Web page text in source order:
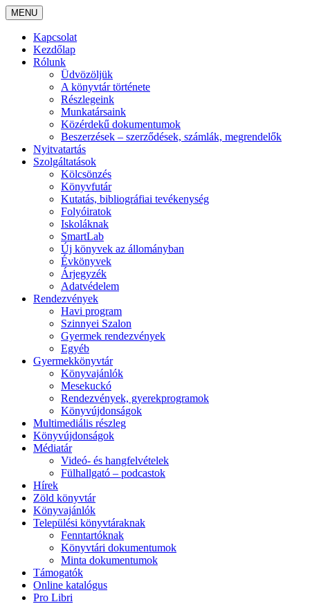
MENU
Kapcsolat
Kezdőlap
Rólunk
Üdvözöljük
A könyvtár története
Részlegeink
Munkatársaink
Közérdekű dokumentumok
Beszerzések – szerződések, számlák, megrendelők
Nyitvatartás
Szolgáltatások
Kölcsönzés
Könyvfutár
Kutatás, bibliográfiai tevékenység
Folyóiratok
Iskoláknak
SmartLab
Új könyvek az állományban
Évkönyvek
Árjegyzék
Adatvédelem
Rendezvények
Havi program
Szinnyei Szalon
Gyermek rendezvények
Egyéb
Gyermekkönyvtár
Könyvajánlók
Mesekuckó
Rendezvények, gyerekprogramok
Könyvújdonságok
Multimediális részleg
Könyvújdonságok
Médiatár
Videó- és hangfelvételek
Fülhallgató – podcastok
Hírek
Zöld könyvtár
Könyvajánlók
Települési könyvtáraknak
Fenntartóknak
Könyvtári dokumentumok
Minta dokumentumok
Támogatók
Online katalógus
Pro Libri